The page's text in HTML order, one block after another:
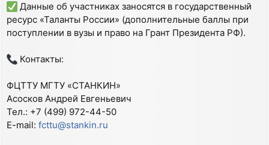
Данные об участниках заносятся в государственный
ресурс «Таланты России» (дополнительные баллы при
поступлении в вузы и право на Грант Президента РФ).
Контакты:
ФЦТТУ МГТУ «СТАНКИН»
Асосков Андрей Евгеньевич
Тел.: +7 (499) 972-44-50
E-mail: fcttu@stankin.ru